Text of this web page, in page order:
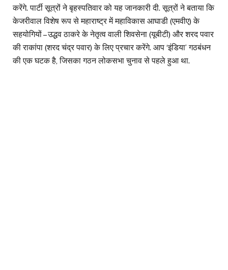
करेंगे. पार्टी सूत्रों ने बृहस्पतिवार को यह जानकारी दी. सूत्रों ने बताया कि
केजरीवाल विशेष रूप से महाराष्ट्र में महाविकास आघाडी (एमवीए) के
सहयोगियों – उद्धव ठाकरे के नेतृत्व वाली शिवसेना (यूबीटी) और शरद पवार
की राकांपा (शरद चंद्र पवार) के लिए प्रचार करेंगे. आप ‘इंडिया’ गठबंधन
की एक घटक है, जिसका गठन लोकसभा चुनाव से पहले हुआ था.